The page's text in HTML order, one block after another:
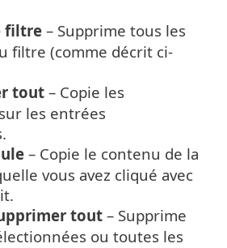
filtre – Supprime tous les
filtre (comme décrit ci-
tout – Copie les
les entrées
– Copie le contenu de la
vous avez cliqué avec
tout– Supprime
ou toutes les